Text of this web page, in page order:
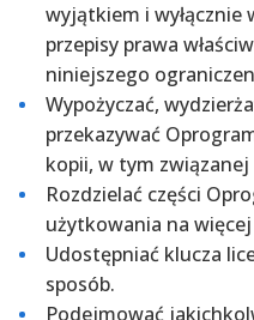
wyjątkiem i wyłącznie
przepisy prawa
niniejszego
Wypożyczać,
przekazywać
kopii, w tym
Rozdzielać części
użytkowania na
Udostępniać klucza
sposób.
Podejmować